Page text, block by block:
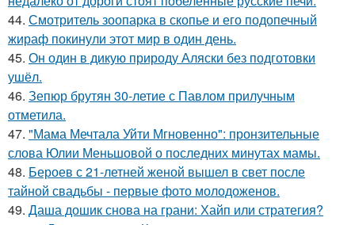
44. Смотритель зоопарка в скопье и его подопечный
жираф покинули этот мир в один день.
45. Он один в дикую природу Аляски без подготовки
ушёл.
46. Зепюр брутян 30-летие с Павлом прилучным
отметила.
47. "Мама Мечтала Уйти Мгновенно": пронзительные
слова Юлии Меньшовой о последних минутах мамы.
48. Бероев с 21-летней женой вышел в свет после
тайной свадьбы - первые фото молодоженов.
49. Даша дошик снова на грани: Хайп или стратегия?